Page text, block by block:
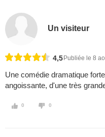
Un visiteur
4,5 Publiée le 8
Une comédie dramatique
angoissante, d'une très
0 0